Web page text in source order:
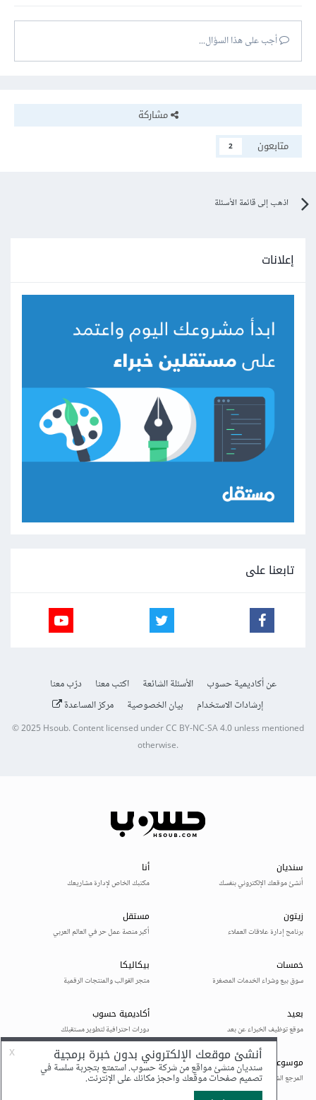
أجب على هذا السؤال...
مشاركة
متابعون
2
اذهب إلى قائمة الأسئلة
إعلانات
تابعنا على
عن أكاديمية حسوب الأسئلة الشائعة اكتب معنا
درّب معنا
إرشادات الاستخدام
بيان الخصوصية مركز المساعدة
© 2025Hsoub.Content licensed underCC BY-NC-SA 4.0unless mentioned
otherwise.